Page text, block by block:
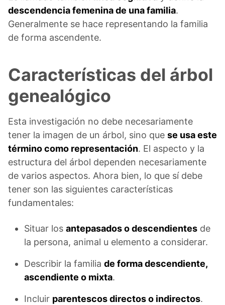
descendencia femenina de una familia.
Generalmente se hace representando la familia
de forma ascendente.
Características del árbol
genealógico
Esta investigación no debe necesariamente
tener la imagen de un árbol, sino que se usa este
término como representación. El aspecto y la
estructura del árbol dependen necesariamente
de varios aspectos. Ahora bien, lo que sí debe
tener son las siguientes características
fundamentales:
Situar los antepasados o descendientes de
la persona, animal u elemento a considerar.
Describir la familia de forma descendiente,
ascendiente o mixta.
Incluir parentescos directos o indirectos.